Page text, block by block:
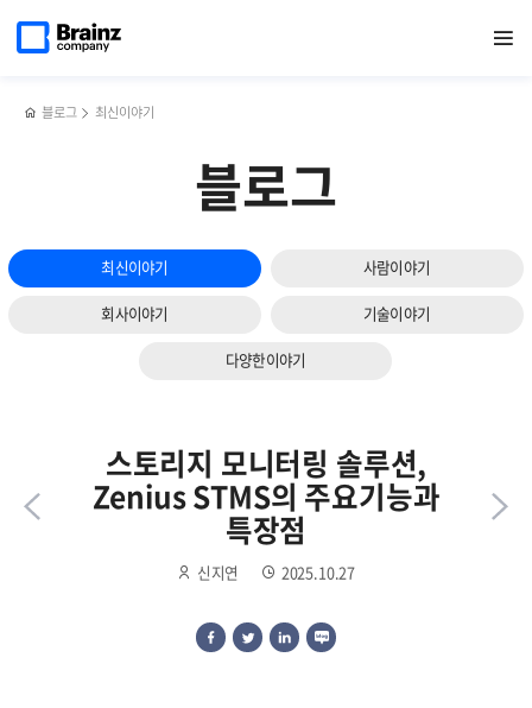
열기
페이지로
블로그 최신이야기
블로그
최신이야기 사람이야기
회사이야기 기술이야기
다양한이야기
대규모 로그 수집 환경에서 더 적합한 선택은?!
스토리지 모니터링 솔루션,
Zenius STMS의 주요기능과
특장점
신지연 2025.10.27
모니터링에서
4가지